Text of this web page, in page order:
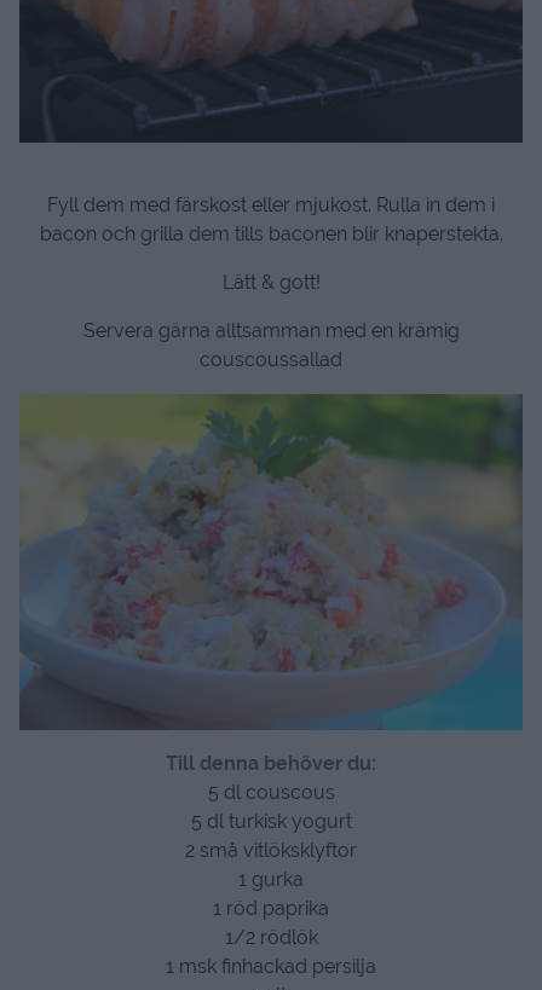
Fyll dem med färskost eller mjukost. Rulla in dem i
bacon och grilla dem tills baconen blir knaperstekta.
Lätt & gott!
Servera gärna alltsamman med en krämig
couscoussallad
Till denna behöver du:
5 dl couscous
5 dl turkisk yogurt
2 små vitlöksklyftor
1 gurka
1 röd paprika
1/2 rödlök
1 msk finhackad persilja